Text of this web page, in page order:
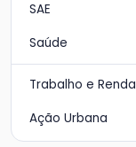
SAE
Saúde
Trabalho e Renda
Ação Urbana